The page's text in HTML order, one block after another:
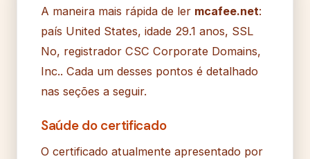
A maneira mais rápida de ler mcafee.net:
país United States, idade 29.1 anos, SSL
No, registrador CSC Corporate Domains,
Inc.. Cada um desses pontos é detalhado
nas seções a seguir.
Saúde do certificado
O certificado atualmente apresentado por